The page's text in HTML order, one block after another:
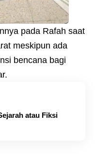
pada Rafah saat
meskipun ada
bencana bagi
atau Fiksi